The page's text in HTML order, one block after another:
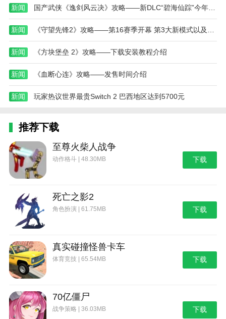
迎大家记住本站网址，本站是您下载安卓手游app最好
的网站！
新闻 国产武侠《逸剑风云决》攻略——新DLC“碧海仙踪”今年年内发售
新闻
新闻 《方块堡垒 2》攻略——下载安装教程介绍
新闻 《血断心连》攻略——发售时间介绍
新闻 玩家热议世界最贵Switch 2 巴西地区达到5700元
推荐下载
至尊火柴人战争
动作格斗 | 48.30MB 下载
死亡之影2
角色扮演 | 61.75MB 下载
真实碰撞怪兽卡车
体育竞技 | 65.54MB 下载
70亿僵尸
战争策略 | 36.03MB 下载